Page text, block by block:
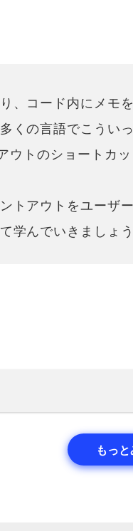
、コード内にメモ
くの言語でこうい
ウトのショートカ
トアウトをユーザ
学んでいきましょう
もっ